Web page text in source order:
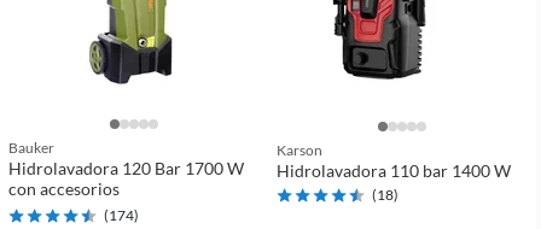
Bauker
Hidrolavadora 120 Bar 1700 W
con accesorios
(174)
Karson
Hidrolavadora 110 bar 1400 W
(18)